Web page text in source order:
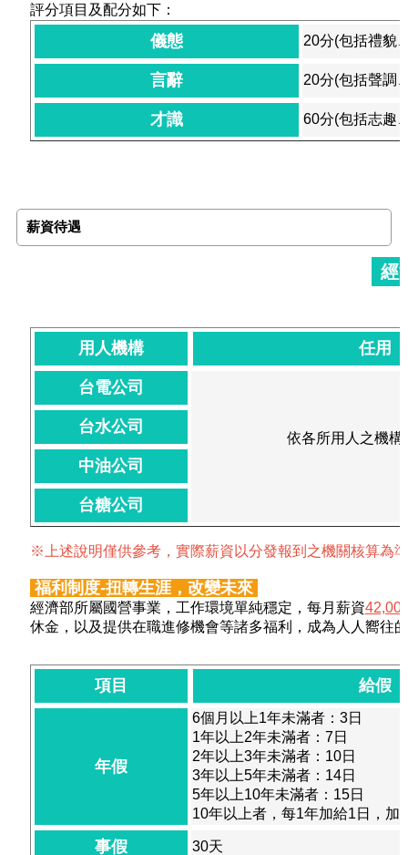
評分項目及配分如下：
儀態 20分(包括禮貌
言辭 20分(包括聲調
才識 60分(包括志趣
薪資待遇
經
用人機構 任用
台電公司
依各所用人之機構
台水公司
中油公司
台糖公司
※上述說明僅供參考，實際薪資以分發報到之機關核算為
福利制度-扭轉生涯，改變未來
經濟部所屬國營事業，工作環境單純穩定，每月薪資
休金，以及提供在職進修機會等諸多福利，成為人人嚮往
項目 給假
年假
6個月以上1年未滿者：3日
1年以上2年未滿者：7日
2年以上3年未滿者：10日
3年以上5年未滿者：14日
5年以上10年未滿者：15日
10年以上者，每1年加給1日，加
事假 30天